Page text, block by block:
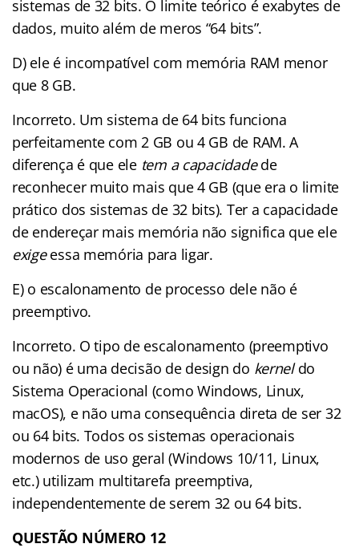
sistemas de 32 bits. O limite teórico é exabytes de
dados, muito além de meros “64 bits”.
D) ele é incompatível com memória RAM menor
que 8 GB.
Incorreto. Um sistema de 64 bits funciona
perfeitamente com 2 GB ou 4 GB de RAM. A
diferença é que ele tem a capacidadede
reconhecer muito mais que 4 GB (que era o limite
prático dos sistemas de 32 bits). Ter a capacidade
de endereçar mais memória não significa que ele
exigeessa memória para ligar.
E) o escalonamento de processo dele não é
preemptivo.
Incorreto. O tipo de escalonamento (preemptivo
ou não) é uma decisão de design do kerneldo
Sistema Operacional (como Windows, Linux,
macOS), e não uma consequência direta de ser 32
ou 64 bits. Todos os sistemas operacionais
modernos de uso geral (Windows 10/11, Linux,
etc.) utilizam multitarefa preemptiva,
independentemente de serem 32 ou 64 bits.
QUESTÃO NÚMERO 12